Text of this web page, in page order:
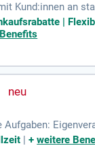
Kund:innen an
Acquisition
|
und
|+weitere